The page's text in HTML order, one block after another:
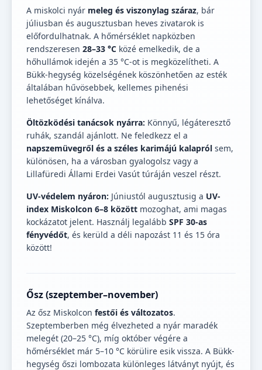
A miskolci nyár meleg és viszonylag száraz, bár
júliusban és augusztusban heves zivatarok is
előfordulhatnak. A hőmérséklet napközben
rendszeresen 28–33 °C közé emelkedik, de a
hőhullámok idején a 35 °C-ot is megközelítheti. A
Bükk-hegység közelségének köszönhetően az esték
általában hűvösebbek, kellemes pihenési
lehetőséget kínálva.
Öltözködési tanácsok nyárra: Könnyű, légáteresztő
ruhák, szandál ajánlott. Ne feledkezz el a
napszemüvegről és a széles karimájú kalapról sem,
különösen, ha a városban gyalogolsz vagy a
Lillafüredi Állami Erdei Vasút túráján veszel részt.
UV-védelem nyáron: Júniustól augusztusig a UV-
index Miskolcon 6–8 között mozoghat, ami magas
kockázatot jelent. Használj legalább SPF 30-as
fényvédőt, és kerüld a déli napozást 11 és 15 óra
között!
Ősz (szeptember–november)
Az ősz Miskolcon festői és változatos.
Szeptemberben még élvezheted a nyár maradék
melegét (20–25 °C), míg október végére a
hőmérséklet már 5–10 °C körülire esik vissza. A Bükk-
hegység őszi lombozata különleges látványt nyújt, és